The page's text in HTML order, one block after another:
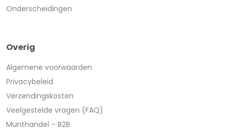
Onderscheidingen
Overig
Algemene voorwaarden
Privacybeleid
Verzendingskosten
Veelgestelde vragen (FAQ)
Munthandel – B2B